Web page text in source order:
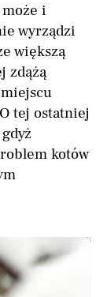
i
wyrządzi
większą
zdążą
tej ostatniej
kotów